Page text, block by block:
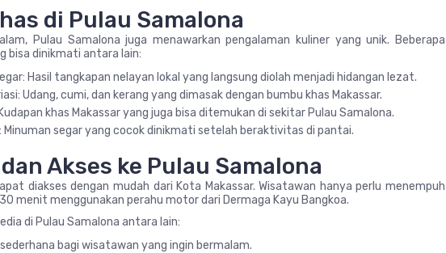
di Pulau Samalona
Pulau Samalona juga menawarkan pengalaman kuliner yang unik. Beberapa
bisa dinikmati antara lain:
Hasil tangkapan nelayan lokal yang langsung diolah menjadi hidangan lezat.
Udang, cumi, dan kerang yang dimasak dengan bumbu khas Makassar.
khas Makassar yang juga bisa ditemukan di sekitar Pulau Samalona.
Minuman segar yang cocok dinikmati setelah beraktivitas di pantai.
Akses ke Pulau Samalona
diakses dengan mudah dari Kota Makassar. Wisatawan hanya perlu menempuh
menit menggunakan perahu motor dari Dermaga Kayu Bangkoa.
di Pulau Samalona antara lain:
bagi wisatawan yang ingin bermalam.